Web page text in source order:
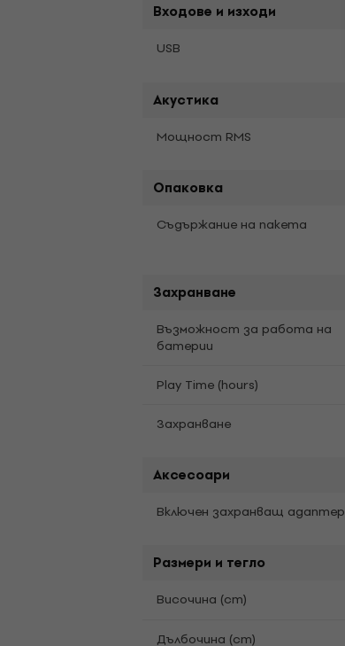
Входове и изходи
USB
Акустика
Мощност RMS
Опаковка
Съдържание на пакета
Захранване
Възможност за работа на
батерии
Play Time (hours)
Захранване
Аксесоари
Включен захранващ aдаптер
Размери и тегло
Bисочина (cm)
Дълбочина (cm)